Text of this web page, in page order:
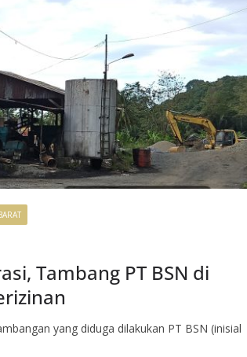
Tambang PT BSN di
yang diduga dilakukan PT BSN (inisial